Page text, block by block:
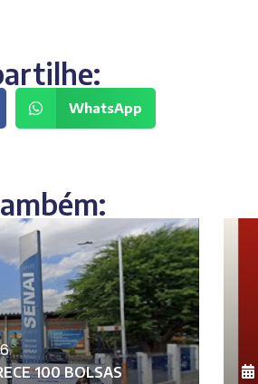
WhatsApp
100 BOLSAS